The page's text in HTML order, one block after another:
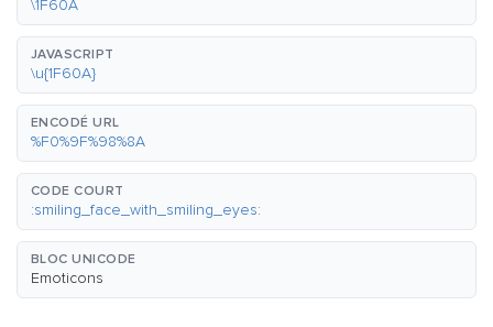
\1F60A
JAVASCRIPT
\u{1F60A}
ENCODÉ URL
%F0%9F%98%8A
CODE COURT
:smiling_face_with_smiling_eyes:
BLOC UNICODE
Emoticons